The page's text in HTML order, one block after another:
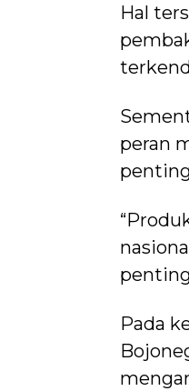
Hal
peran
Pada